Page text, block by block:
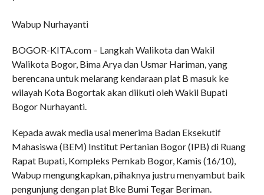
Wabup Nurhayanti
BOGOR-KITA.com – Langkah Walikota dan Wakil
Walikota Bogor, Bima Arya dan Usmar Hariman, yang
berencana untuk melarang kendaraan plat B masuk ke
wilayah Kota Bogortak akan diikuti oleh Wakil Bupati
Bogor Nurhayanti.
Kepada awak media usai menerima Badan Eksekutif
Mahasiswa (BEM) Institut Pertanian Bogor (IPB) di Ruang
Rapat Bupati, Kompleks Pemkab Bogor, Kamis (16/10),
Wabup mengungkapkan, pihaknya justru menyambut baik
pengunjung dengan plat Bke Bumi Tegar Beriman.